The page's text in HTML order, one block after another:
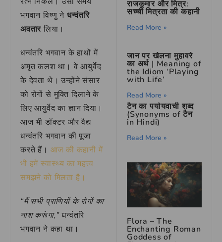
भगवान विष्णु ने धन्वंतरि
अवतार लिया।
धन्वंतरि भगवान के हाथों में
अमृत कलश था। वे आयुर्वेद
के देवता थे। उन्होंने संसार
को रोगों से मुक्ति दिलाने के
लिए आयुर्वेद का ज्ञान दिया।
आज भी डॉक्टर और वैद्य
धन्वंतरि भगवान की पूजा
करते हैं। आज की कहानी में
भी हमें स्वास्थ्य का महत्व
समझने को मिलता है।
“मैं सभी प्राणियों के रोगों का
नाश करूंगा,”धन्वंतरि
भगवान ने कहा था।
राजकुमार और मित्र:
सच्ची मित्रता की कहानी
Read More »
जान पर खेलना मुहावरे
का अर्थ | Meaning of
the Idiom ‘Playing
with Life’
Read More »
टैन का पर्यायवाची शब्द
(Synonyms of टैन
in Hindi)
Read More »
Flora – The
Enchanting Roman
Goddess of